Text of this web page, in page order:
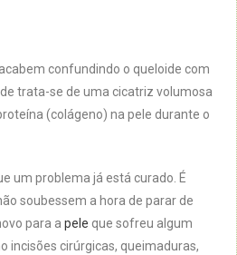
confundindo o queloide com
trata-se de uma cicatriz volumosa
(colágeno) na pele durante o
um problema já está curado. É
soubessem a hora de parar de
para a pele que sofreu algum
incisões cirúrgicas, queimaduras,